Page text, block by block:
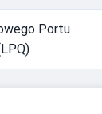
Portu